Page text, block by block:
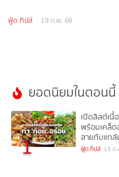
ฟู้ด ทิปส์ 19 ก.พ. 69
ยอดนิยมในตอนนี้
1
เปิดลิสต์เ
พร้อมเคล็ด
สายกับแก
ฟู้ด ทิปส์ 19 ก